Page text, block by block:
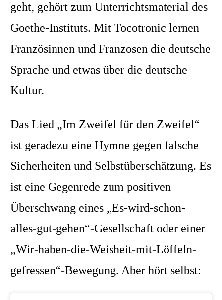
geht, gehört zum Unterrichtsmaterial des
Goethe-Instituts. Mit Tocotronic lernen
Französinnen und Franzosen die deutsche
Sprache und etwas über die deutsche
Kultur.
Das Lied „Im Zweifel für den Zweifel“
ist geradezu eine Hymne gegen falsche
Sicherheiten und Selbstüberschätzung. Es
ist eine Gegenrede zum positiven
Überschwang eines „Es-wird-schon-
alles-gut-gehen“-Gesellschaft oder einer
„Wir-haben-die-Weisheit-mit-Löffeln-
gefressen“-Bewegung. Aber hört selbst: